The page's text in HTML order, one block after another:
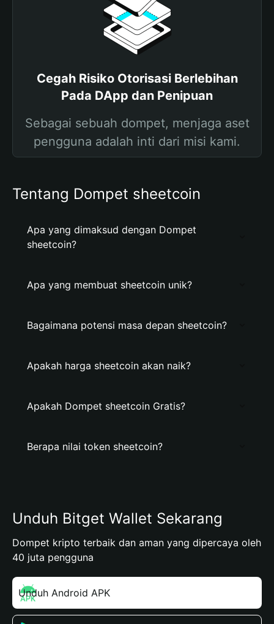
Cegah Risiko Otorisasi Berlebihan
Pada DApp dan Penipuan
Sebagai sebuah dompet, menjaga aset
pengguna adalah inti dari misi kami.
Tentang Dompet sheetcoin
Apa yang dimaksud dengan Dompet
sheetcoin?
Apa yang membuat sheetcoin unik?
Bagaimana potensi masa depan sheetcoin?
Apakah harga sheetcoin akan naik?
Apakah Dompet sheetcoin Gratis?
Berapa nilai token sheetcoin?
Unduh Bitget Wallet Sekarang
Dompet kripto terbaik dan aman yang dipercaya oleh
40 juta pengguna
Unduh Android APK